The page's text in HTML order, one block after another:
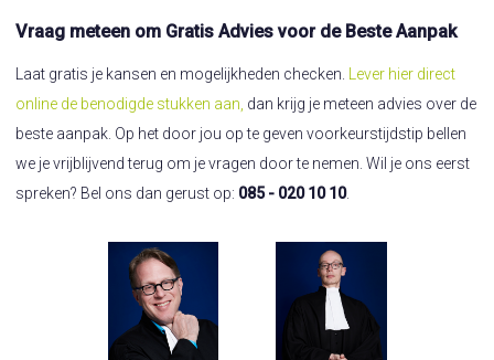
Vraag meteen om Gratis Advies voor de Beste Aanpak
Laat gratis je kansen en mogelijkheden checken. Lever hier direct
online de benodigde stukken aan, dan krijg je meteen advies over de
beste aanpak. Op het door jou op te geven voorkeurstijdstip bellen
we je vrijblijvend terug om je vragen door te nemen. Wil je ons eerst
spreken? Bel ons dan gerust op: 085 - 020 10 10.